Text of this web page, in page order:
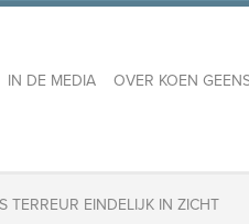
IN DE MEDIA OVER KOEN
TERREUR EINDELIJK IN ZICHT